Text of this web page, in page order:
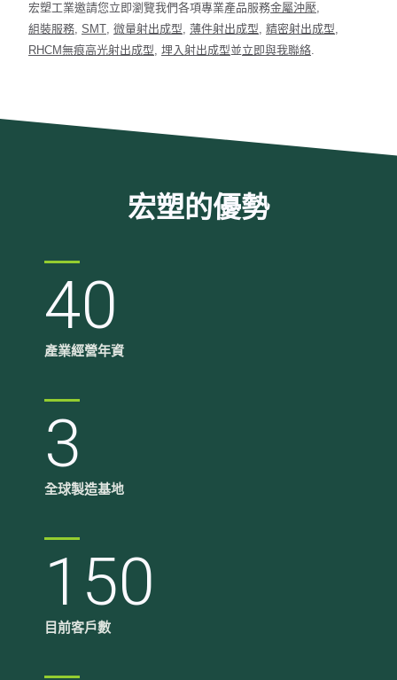
宏塑工業邀請您立即瀏覽我們各項專業產品服務金屬沖壓,
組裝服務, SMT, 微量射出成型, 薄件射出成型, 精密射出成型,
RHCM無痕高光射出成型, 埋入射出成型並立即與我聯絡.
宏塑的優勢
40
產業經營年資
3
全球製造基地
150
目前客戶數